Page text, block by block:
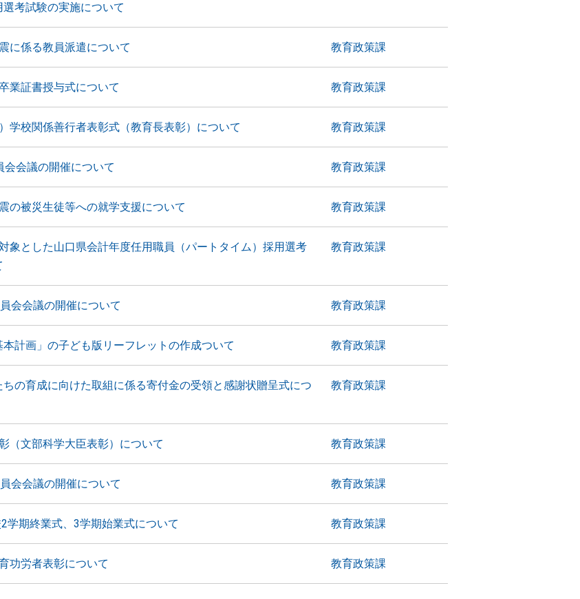
考試験の実施について
に係る教員派遣について 教育政策課
業証書授与式について 教育政策課
学校関係善行者表彰式（教育長表彰）について 教育政策課
会議の開催について 教育政策課
の被災生徒等への就学支援について 教育政策課
象とした山口県会計年度任用職員（パートタイム）採用選考
教育政策課
会会議の開催について 教育政策課
本計画」の子ども版リーフレットの作成ついて 教育政策課
の育成に向けた取組に係る寄付金の受領と感謝状贈呈式につ
教育政策課
（文部科学大臣表彰）について 教育政策課
会会議の開催について 教育政策課
学期終業式、3学期始業式について 教育政策課
功労者表彰について 教育政策課